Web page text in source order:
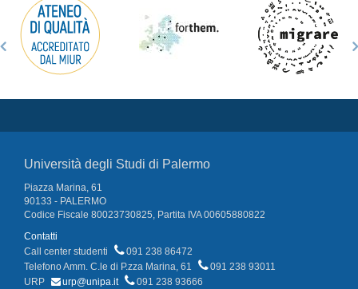
Università degli Studi di Palermo
Piazza Marina, 61
90133 - PALERMO
Codice Fiscale 80023730825, Partita IVA 00605880822
Contatti
Call center studenti
091 238 86472
Telefono Amm. C.le di P.zza Marina, 61
091 238 93011
URP
urp@unipa.it
091 238 93666